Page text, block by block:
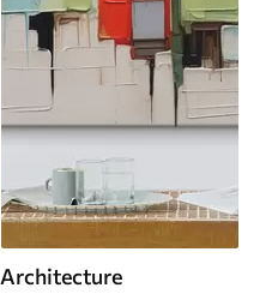
Architecture